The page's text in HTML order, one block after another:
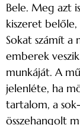
Bele. Meg azt
kiszeret
Sokat számít a
emberek
munkáját. A
jelenléte, ha
tartalom, a
összehangolt